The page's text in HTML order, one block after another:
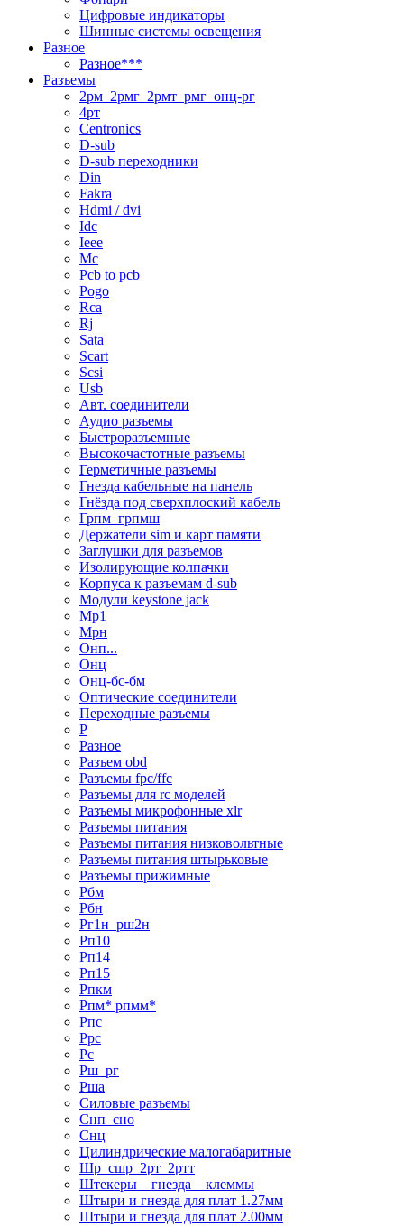
Цифровые индикаторы
Шинные системы освещения
Разное
Разное***
Разъемы
2рм_2рмг_2рмт_рмг_онц-рг
4рт
Centronics
D-sub
D-sub переходники
Din
Fakra
Hdmi / dvi
Idc
Ieee
Mc
Pcb to pcb
Pogo
Rca
Rj
Sata
Scart
Scsi
Usb
Авт. соединители
Аудио разъемы
Быстроразъемные
Высокочастотные разъемы
Герметичные разъемы
Гнезда кабельные на панель
Гнёзда под сверхплоский кабель
Грпм_грпмш
Держатели sim и карт памяти
Заглушки для разъемов
Изолирующие колпачки
Корпуса к разъемам d-sub
Модули keystone jack
Мр1
Мрн
Онп...
Онц
Онц-бс-бм
Оптические соединители
Переходные разъемы
Р
Разное
Разъем obd
Разъемы fpc/ffc
Разъемы для rc моделей
Разъемы микрофонные xlr
Разъемы питания
Разъемы питания низковольтные
Разъемы питания штырьковые
Разъемы прижимные
Рбм
Рбн
Рг1н_рш2н
Рп10
Рп14
Рп15
Рпкм
Рпм* рпмм*
Рпс
Ррс
Рс
Рш_рг
Рша
Силовые разъемы
Снп_сно
Снц
Цилиндрические малогабаритные
Шр_сшр_2рт_2ртт
Штекеры _ гнезда _ клеммы
Штыри и гнезда для плат 1.27мм
Штыри и гнезда для плат 2.00мм